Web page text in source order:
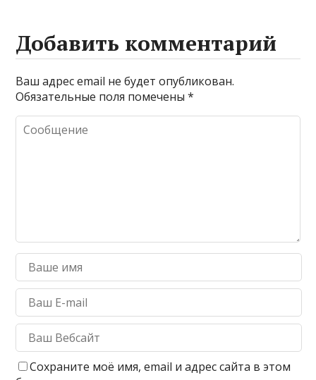
Добавить комментарий
Ваш адрес email не будет опубликован.
Обязательные поля помечены*
Сохраните моё имя, email и адрес сайта в этом